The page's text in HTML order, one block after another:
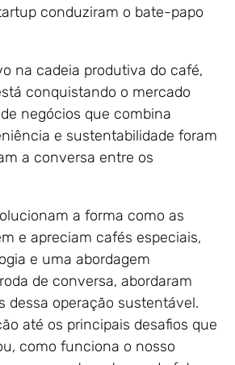
conduziram o bate-papo
na cadeia produtiva do café,
conquistando o mercado
negócios que combina
e sustentabilidade foram
a conversa entre os
a forma como as
e apreciam cafés especiais,
e uma abordagem
de conversa, abordaram
dessa operação sustentável.
até os principais desafios que
como funciona o nosso